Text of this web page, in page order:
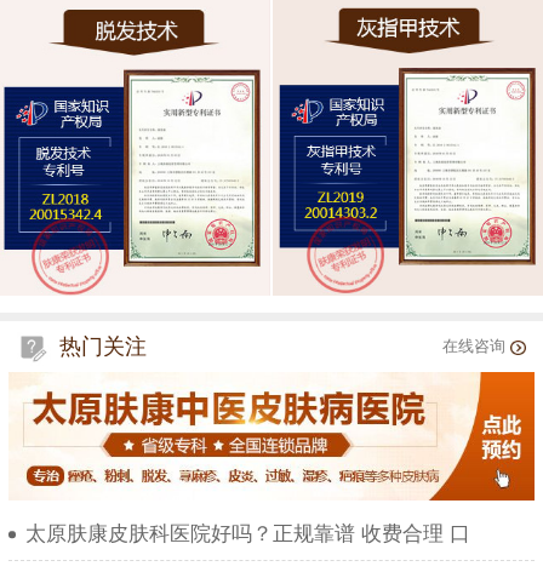
热门关注 在线咨询
太原肤康皮肤科医院好吗？正规靠谱 收费合理 口